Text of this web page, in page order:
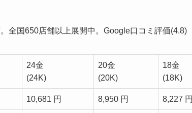
。全国650店舗以上展開中。Google口コミ評価(4.8)
24金
(24K)
20金
(20K)
18金
(18K)
10,681 円 8,950 円 8,227 円